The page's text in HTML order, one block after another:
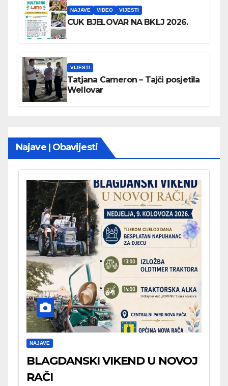
NAJAVE VIDEO VIJESTI
CUK BJELOVAR NA BKLJ 2026.
VIJESTI
Tatjana Cameron – Tajči posjetila
Wellovar
Najave | Obavijesti
NAJAVE
BLAGDANSKI VIKEND U NOVOJ
RAČI